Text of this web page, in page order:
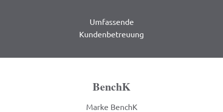
Umfassende
Kundenbetreuung
BenchK
Marke BenchK